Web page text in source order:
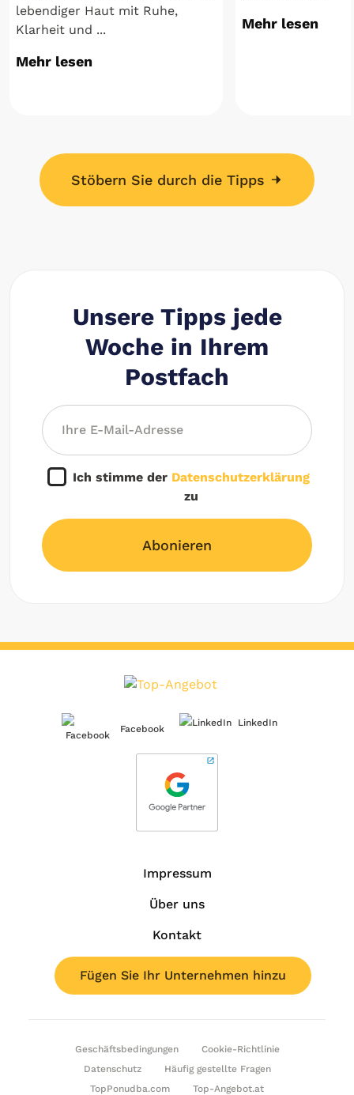
lebendiger Haut mit Ruhe,
Klarheit und ...
Mehr lesen
Mehr lesen
Stöbern Sie durch die Tipps
Unsere Tipps jede
Woche in Ihrem
Postfach
Ich stimme der Datenschutzerklärung
zu
Abonieren
Facebook
LinkedIn
Impressum
Über uns
Kontakt
Fügen Sie Ihr Unternehmen hinzu
Geschäftsbedingungen
Cookie-Richtlinie
Datenschutz
Häufig gestellte Fragen
TopPonudba.com
Top-Angebot.at